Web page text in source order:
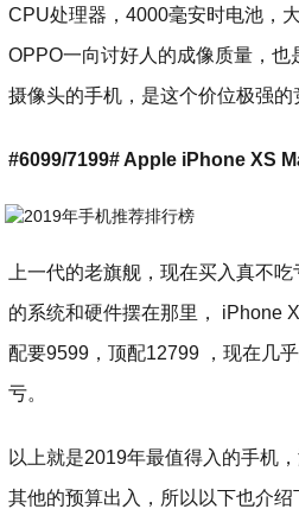
CPU处理器，4000毫安时电池，
OPPO一向讨好人的成像质量，也
摄像头的手机，是这个价位极强的
#6099/7199# Apple iPhone XS
上一代的老旗舰，现在买入真不
的系统和硬件摆在那里， iPhone
配要9599，顶配12799 ，现在几
亏。
以上就是2019年最值得入的手机
其他的预算出入，所以以下也介绍